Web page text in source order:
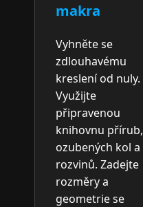
makra
Vyhněte se
zdlouhavému
kreslení od nuly.
Využijte
připravenou
knihovnu přírub,
ozubených kol a
rozvinů. Zadejte
rozměry a
geometrie se